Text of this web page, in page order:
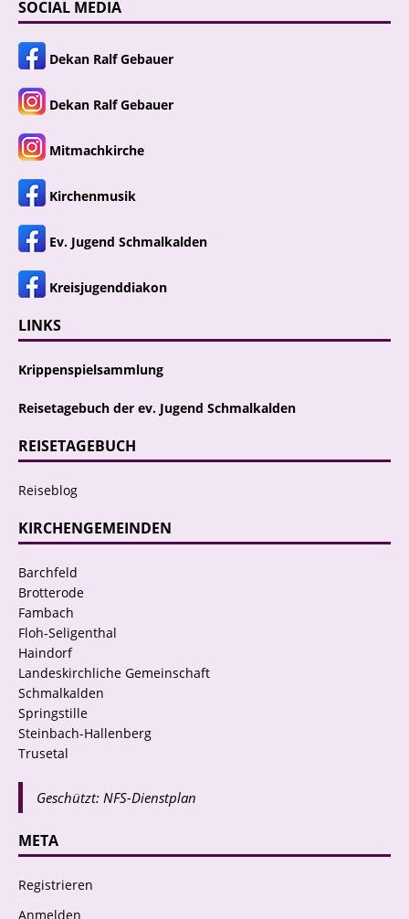
SOCIAL MEDIA
Dekan Ralf Gebauer
Dekan Ralf Gebauer
Mitmachkirche
Kirchenmusik
Ev. Jugend Schmalkalden
Kreisjugenddiakon
LINKS
Krippenspielsammlung
Reisetagebuch der ev. Jugend Schmalkalden
REISETAGEBUCH
Reiseblog
KIRCHENGEMEINDEN
Barchfeld
Brotterode
Fambach
Floh-Seligenthal
Haindorf
Landeskirchliche Gemeinschaft
Schmalkalden
Springstille
Steinbach-Hallenberg
Trusetal
Geschützt: NFS-Dienstplan
META
Registrieren
Anmelden